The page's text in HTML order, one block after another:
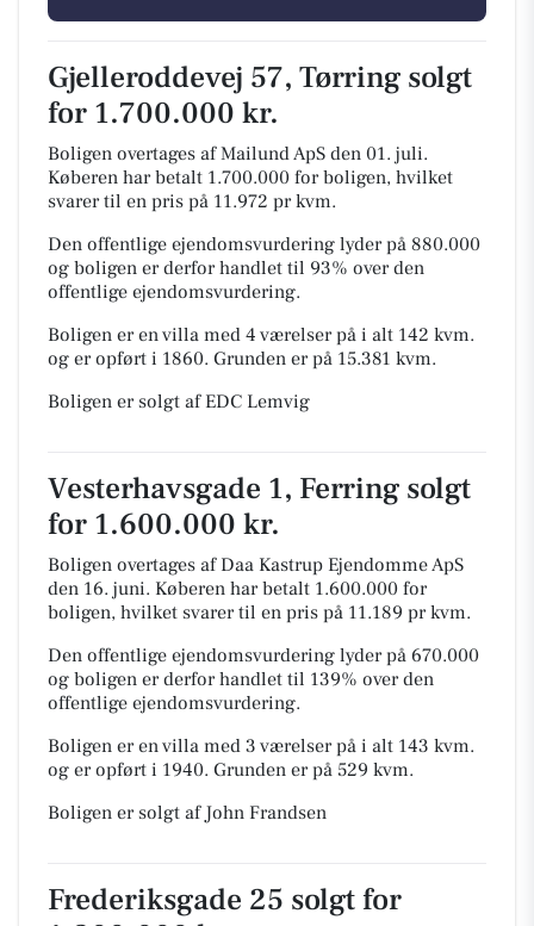
Gjelleroddevej 57, Tørring solgt
for 1.700.000 kr.
Boligen overtages af Mailund ApS den 01. juli.
Køberen har betalt 1.700.000 for boligen, hvilket
svarer til en pris på 11.972 pr kvm.
Den offentlige ejendomsvurdering lyder på 880.000
og boligen er derfor handlet til 93% over den
offentlige ejendomsvurdering.
Boligen er en villa med 4 værelser på i alt 142 kvm.
og er opført i 1860. Grunden er på 15.381 kvm.
Boligen er solgt af EDC Lemvig
Vesterhavsgade 1, Ferring solgt
for 1.600.000 kr.
Boligen overtages af Daa Kastrup Ejendomme ApS
den 16. juni. Køberen har betalt 1.600.000 for
boligen, hvilket svarer til en pris på 11.189 pr kvm.
Den offentlige ejendomsvurdering lyder på 670.000
og boligen er derfor handlet til 139% over den
offentlige ejendomsvurdering.
Boligen er en villa med 3 værelser på i alt 143 kvm.
og er opført i 1940. Grunden er på 529 kvm.
Boligen er solgt af John Frandsen
Frederiksgade 25 solgt for